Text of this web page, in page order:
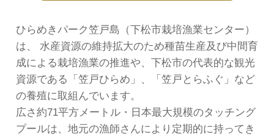
ひらめきパーク笠戸島（下松市栽培漁業センター）
は、 水産資源の維持拡大のため種苗生産及び中間育
成による栽培漁業の推進や、下松市の代表的な観光
資源である「笠戸ひらめ」、「笠戸とらふぐ」など
の養殖に取組んでいます。
広さ約71平方メートル・日本最大規模のタッチング
プールは、地元の漁師さんにより定期的に持ってき